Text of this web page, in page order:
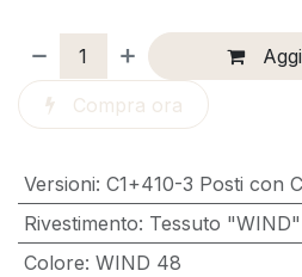
Compra ora
Versioni: C1+410-3 Posti con
Rivestimento: Tessuto "WIND"
Colore: WIND 48